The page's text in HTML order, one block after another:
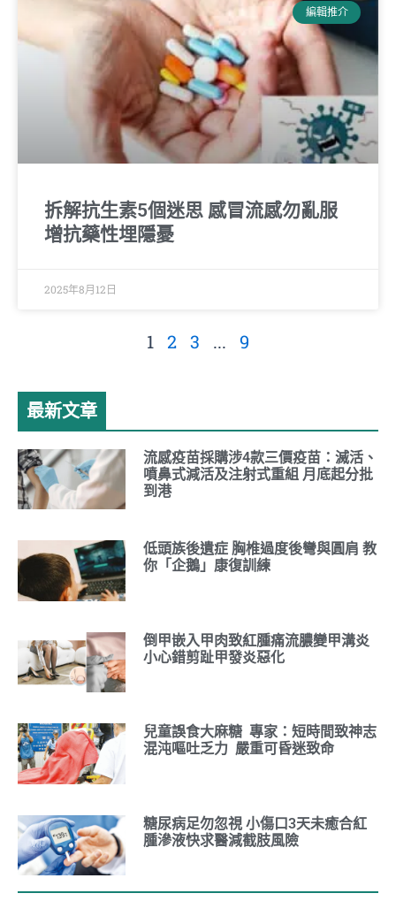
編輯推介
拆解抗生素5個迷思 感冒流感勿亂服
增抗藥性埋隱憂
2025年8月12日
1 2 3 ... 9
最新文章
流感疫苗採購涉4款三價疫苗：滅活、
噴鼻式減活及注射式重組 月底起分批
到港
低頭族後遺症 胸椎過度後彎與圓肩 教
你「企鵝」康復訓練
倒甲嵌入甲肉致紅腫痛流膿變甲溝炎
小心錯剪趾甲發炎惡化
兒童誤食大麻糖 專家：短時間致神志
混沌嘔吐乏力 嚴重可昏迷致命
糖尿病足勿忽視 小傷口3天未癒合紅
腫滲液快求醫減截肢風險